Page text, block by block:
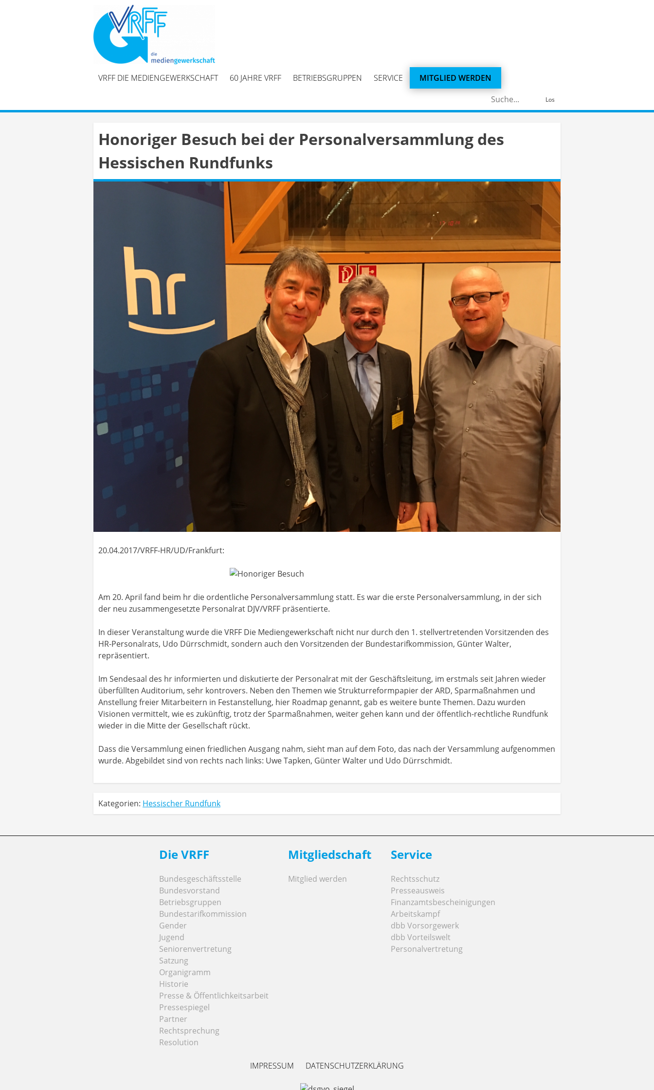
VRFF DIE MEDIENGEWERKSCHAFT 60 JAHRE VRFF BETRIEBSGRUPPEN SERVICE
MITGLIED WERDEN
Los
Honoriger Besuch bei der Personalversammlung des
Hessischen Rundfunks
20.04.2017/VRFF-HR/UD/Frankfurt:
Am 20. April fand beim hr die ordentliche Personalversammlung statt. Es war die erste Personalversammlung, in der sich
der neu zusammengesetzte Personalrat DJV/VRFF präsentierte.
In dieser Veranstaltung wurde die VRFF Die Mediengewerkschaft nicht nur durch den 1. stellvertretenden Vorsitzenden des
HR-Personalrats, Udo Dürrschmidt, sondern auch den Vorsitzenden der Bundestarifkommission, Günter Walter,
repräsentiert.
Im Sendesaal des hr informierten und diskutierte der Personalrat mit der Geschäftsleitung, im erstmals seit Jahren wieder
überfüllten Auditorium, sehr kontrovers. Neben den Themen wie Strukturreformpapier der ARD, Sparmaßnahmen und
Anstellung freier Mitarbeitern in Festanstellung, hier Roadmap genannt, gab es weitere bunte Themen. Dazu wurden
Visionen vermittelt, wie es zukünftig, trotz der Sparmaßnahmen, weiter gehen kann und der öffentlich-rechtliche Rundfunk
wieder in die Mitte der Gesellschaft rückt.
Dass die Versammlung einen friedlichen Ausgang nahm, sieht man auf dem Foto, das nach der Versammlung aufgenommen
wurde. Abgebildet sind von rechts nach links: Uwe Tapken, Günter Walter und Udo Dürrschmidt.
Kategorien: Hessischer Rundfunk
Die VRFF
Bundesgeschäftsstelle
Bundesvorstand
Betriebsgruppen
Bundestarifkommission
Gender
Jugend
Seniorenvertretung
Satzung
Organigramm
Historie
Presse & Öffentlichkeitsarbeit
Pressespiegel
Partner
Rechtsprechung
Resolution
Mitgliedschaft
Mitglied werden
Service
Rechtsschutz
Presseausweis
Finanzamtsbescheinigungen
Arbeitskampf
dbb Vorsorgewerk
dbb Vorteilswelt
Personalvertretung
IMPRESSUM DATENSCHUTZERKLÄRUNG